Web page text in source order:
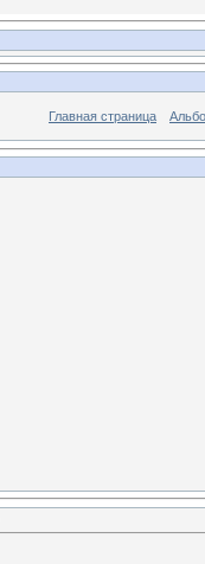
Главная страница